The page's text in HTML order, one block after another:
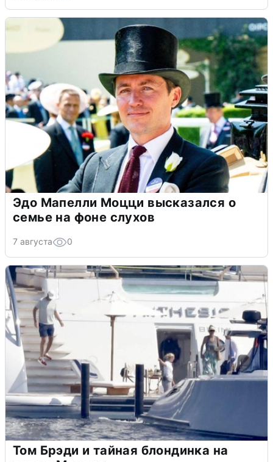
Эдо Мапелли Моцци высказался о
семье на фоне слухов
7 августа 0
Том Брэди и тайная блондинка на